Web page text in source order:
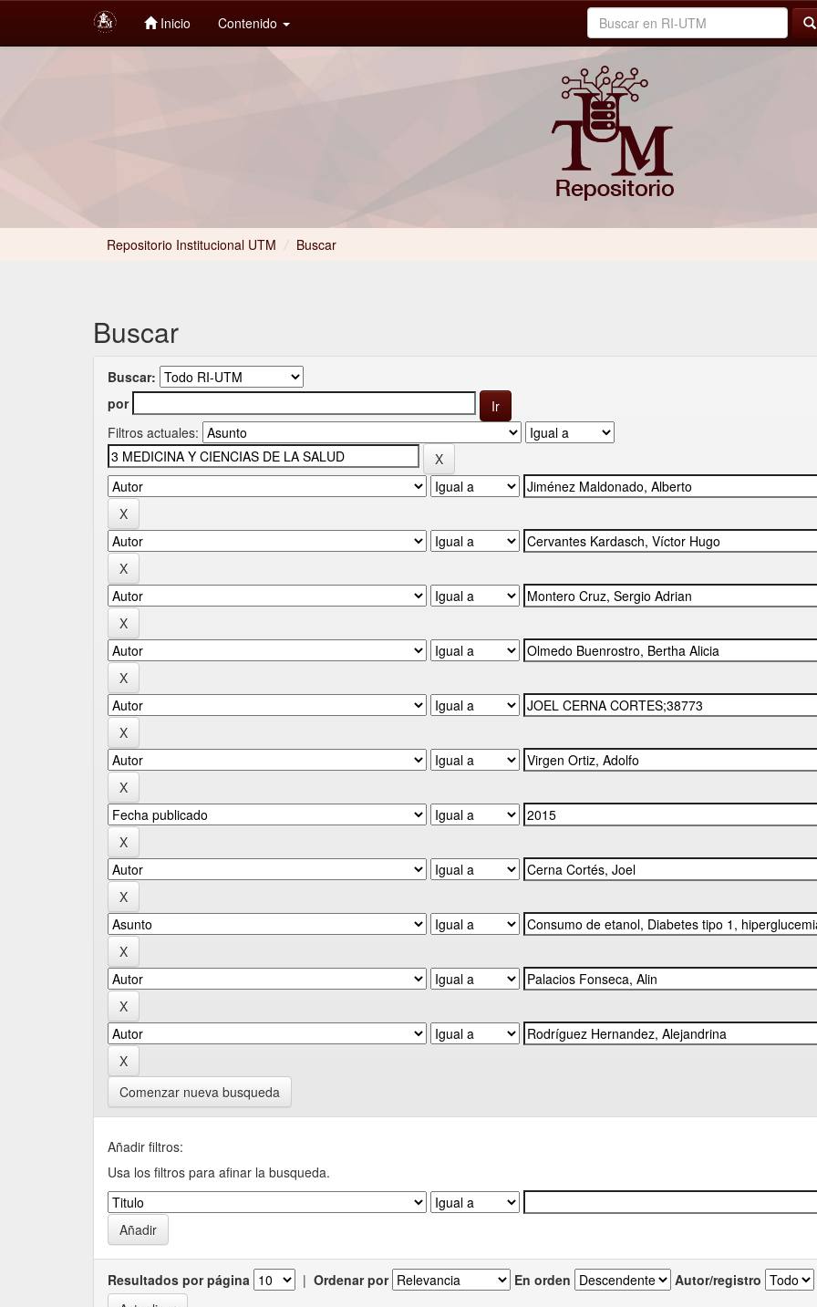
Inicio Contenido
Repositorio Institucional UTM / Buscar
Buscar
Buscar:
por
Filtros actuales:
Comenzar nueva busqueda
Añadir filtros:
Usa los filtros para afinar la busqueda.
Resultados por página | Ordenar por En orden Autor/registro